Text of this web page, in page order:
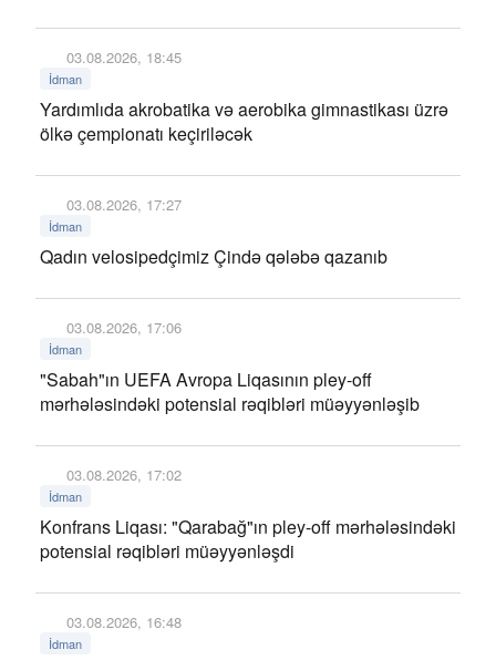
03.08.2026, 18:45
İdman
Yardımlıda akrobatika və aerobika gimnastikası üzrə
ölkə çempionatı keçiriləcək
03.08.2026, 17:27
İdman
Qadın velosipedçimiz Çində qələbə qazanıb
03.08.2026, 17:06
İdman
"Sabah"ın UEFA Avropa Liqasının pley-off
mərhələsindəki potensial rəqibləri müəyyənləşib
03.08.2026, 17:02
İdman
Konfrans Liqası: "Qarabağ"ın pley-off mərhələsindəki
potensial rəqibləri müəyyənləşdi
03.08.2026, 16:48
İdman